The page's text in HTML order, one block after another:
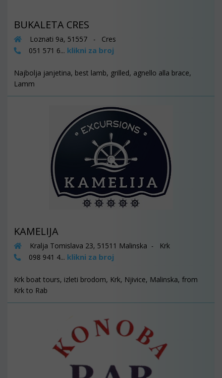
BUKALETA CRES
Loznati 9a, 51557 - Cres
051 571 6... klikni za broj
Najbolja janjetina, best lamb, grilled, agnello alla brace,
Lamm
KAMELIJA
Kralja Tomislava 23, 51511 Malinska - Krk
098 941 4... klikni za broj
Krk boat tours, izleti brodom, Krk, Njivice, Malinska, from
Krk to Rab